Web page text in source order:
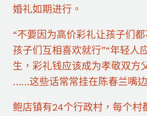
婚礼如期进行。
“不要因为高价彩礼让孩子们
孩子们互相喜欢就行”“年轻人
生，彩礼钱应该成为孝敬双方
……这些话常常挂在陈春兰嘴边
鲍店镇有24个行政村，每个村